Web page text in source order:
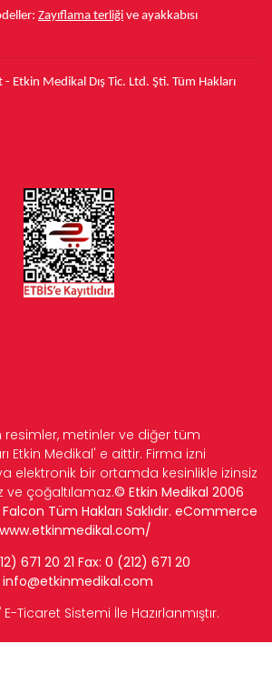
Zayıflama terliği ve ayakkabısı
Medikal Dış Tic. Ltd. Şti. Tüm Hakları
resimler, metinler ve diğer tüm
Etkin Medikal' e aittir. Firma izni
elektronik bir ortamda kesinlikle izinsiz
ve çoğaltılamaz.© Etkin Medikal 2006
Tüm Hakları Saklıdır. eCommerce
671 20 21 Fax: 0 (212) 671 20
info@etkinmedikal.com
E-Ticaret Sistemi İle Hazırlanmıştır.